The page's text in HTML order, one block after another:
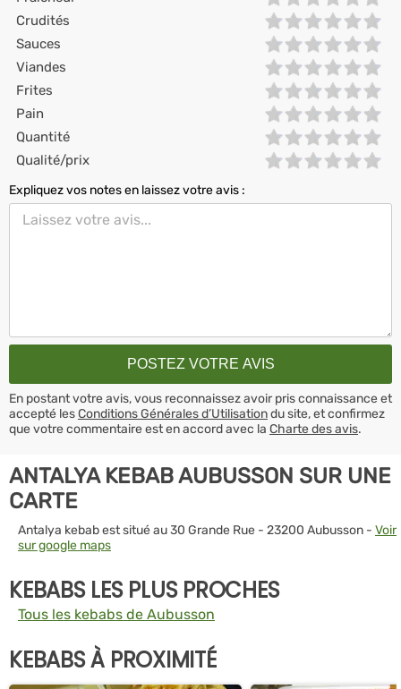
Crudités
Sauces
Viandes
Frites
Pain
Quantité
Qualité/prix
Expliquez vos notes en laissez votre avis :
En postant votre avis, vous reconnaissez avoir pris connaissance et
accepté lesConditions Générales d’Utilisationdu site, et confirmez
que votre commentaire est en accord avec la Charte des avis.
ANTALYA KEBAB AUBUSSON SUR UNE
CARTE
Antalya kebab est situé au 30 Grande Rue - 23200 Aubusson - Voir
sur google maps
KEBABS LES PLUS PROCHES
Tous les kebabs de Aubusson
KEBABS À PROXIMITÉ